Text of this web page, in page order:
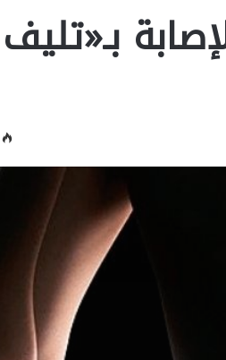
بـ«تليف